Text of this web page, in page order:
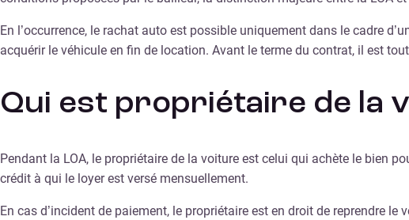
En l’occurrence, le rachat auto est possible uniquement dans le cadre
acquérir le véhicule en fin de location. Avant le terme du contrat, il est
Qui est propriétaire de la
Pendant la LOA, le propriétaire de la voiture est celui qui achète le bien
crédit à qui le loyer est versé mensuellement.
En cas d’incident de paiement, le propriétaire est en droit de reprendre